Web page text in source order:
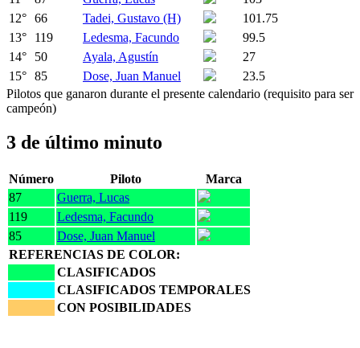
12° 66 Tadei, Gustavo (H)
101.75
13° 119 Ledesma, Facundo
99.5
14° 50 Ayala, Agustín
27
15° 85 Dose, Juan Manuel
23.5
Pilotos que ganaron durante el presente calendario (requisito para ser
campeón)
3 de último minuto
Número Piloto
Marca
87
Guerra, Lucas
119
Ledesma, Facundo
85
Dose, Juan Manuel
REFERENCIAS DE COLOR:
CLASIFICADOS
CLASIFICADOS TEMPORALES
CON POSIBILIDADES